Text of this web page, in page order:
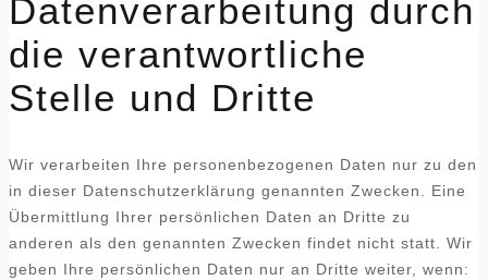
Datenverarbeitung durch
die verantwortliche
Stelle und Dritte
Wir verarbeiten Ihre personenbezogenen Daten nur zu den
in dieser Datenschutzerklärung genannten Zwecken. Eine
Übermittlung Ihrer persönlichen Daten an Dritte zu
anderen als den genannten Zwecken findet nicht statt. Wir
geben Ihre persönlichen Daten nur an Dritte weiter, wenn: